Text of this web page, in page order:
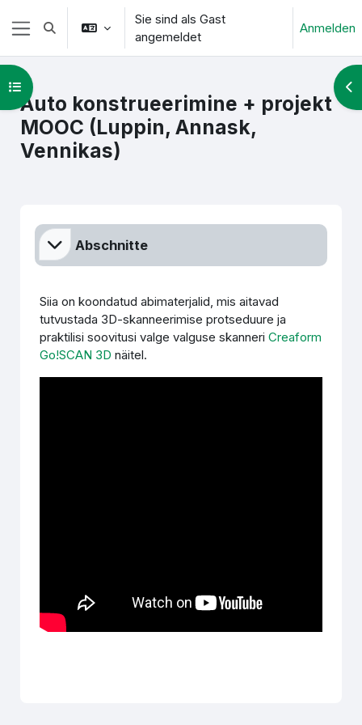
Zum Hauptinhalt
Website-Übersicht
Sucheingabe umschalten
Sie sind als Gast
angemeldet
Anmelden
Auto konstrueerimine + projekt
MOOC (Luppin, Annask,
Vennikas)
Kursindex öffnen
Abschnittsübersicht
Abschnitte
Siia on koondatud abimaterjalid, mis aitavad
tutvustada 3D-skanneerimise protseduure ja
praktilisi soovitusi valge valguse skanneriCreaform
Go!SCAN 3Dnäitel.